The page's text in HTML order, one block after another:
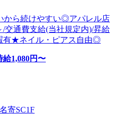
から続けやすい◎アパレル店
通費支給(当社規定内)/昇給
有★ネイル・ピアス自由◎
給1,080円〜
寄SC1F